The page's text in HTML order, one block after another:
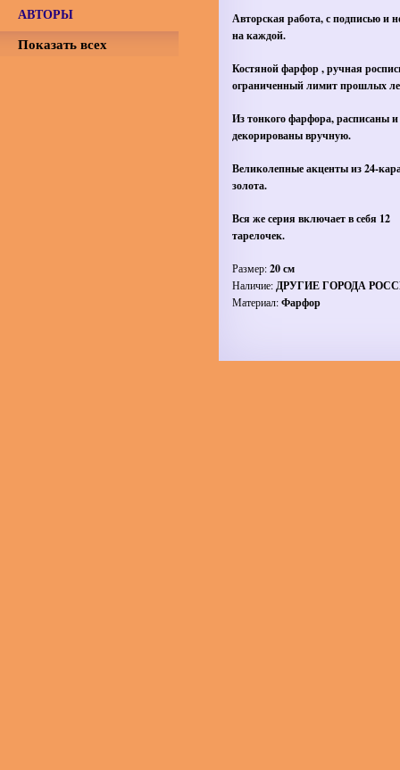
Авторская работа, с подписью и
на каждой.
Костяной фарфор , ручная
ограниченный лимит прошлых
Из тонкого фарфора, расписаны и
декорированы вручную.
Великолепные акценты из 24-
золота.
Вся же серия включает в себя 12
тарелочек.
Размер:20 см
Наличие:ДРУГИЕ ГОРОДА
Материал:Фарфор
АВТОРЫ
Показать всех